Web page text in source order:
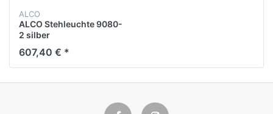
ALCO
ALCO Stehleuchte 9080-
2 silber
607,40 € *